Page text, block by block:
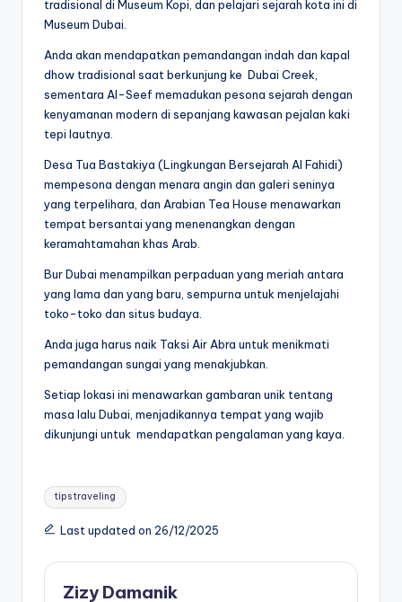
tradisional di Museum Kopi, dan pelajari sejarah kota ini di
Museum Dubai.
Anda akan mendapatkan pemandangan indah dan kapal
dhow tradisional saat berkunjung ke Dubai Creek,
sementara Al-Seef memadukan pesona sejarah dengan
kenyamanan modern di sepanjang kawasan pejalan kaki
tepi lautnya.
Desa Tua Bastakiya (Lingkungan Bersejarah Al Fahidi)
mempesona dengan menara angin dan galeri seninya
yang terpelihara, dan Arabian Tea House menawarkan
tempat bersantai yang menenangkan dengan
keramahtamahan khas Arab.
Bur Dubai menampilkan perpaduan yang meriah antara
yang lama dan yang baru, sempurna untuk menjelajahi
toko-toko dan situs budaya.
Anda juga harus naik Taksi Air Abra untuk menikmati
pemandangan sungai yang menakjubkan.
Setiap lokasi ini menawarkan gambaran unik tentang
masa lalu Dubai, menjadikannya tempat yang wajib
dikunjungi untuk mendapatkan pengalaman yang kaya.
Tags:
tips traveling
Last updated on 26/12/2025
Zizy Damanik